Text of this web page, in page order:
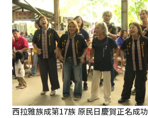
西拉雅族成第17族 原民日慶賀正名成功